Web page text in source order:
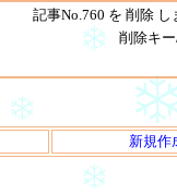
記事No.760 を 削除
削除キ
新規作